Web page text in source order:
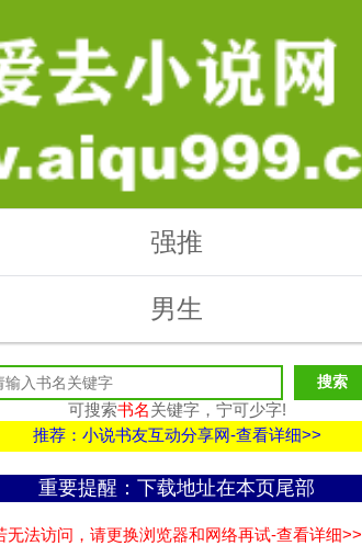
强推
男生
可搜索书名关键字，宁可少字!
推荐：小说书友互动分享网-查看详细>>
重要提醒：下载地址在本页尾部
无法访问，请更换浏览器和网络再试-查看详细>>